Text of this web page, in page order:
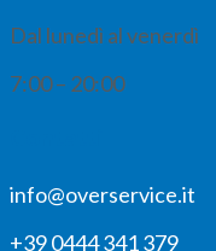
Dal lunedì al venerdì
7:00 – 20:00
info@overservice.it
+39 0444 341 379